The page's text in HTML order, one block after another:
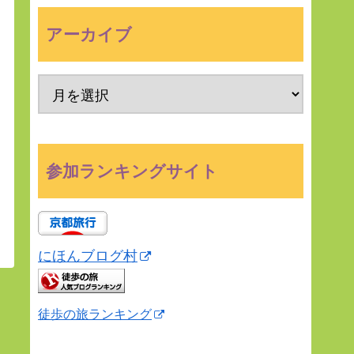
アーカイブ
参加ランキングサイト
にほんブログ村
徒歩の旅ランキング